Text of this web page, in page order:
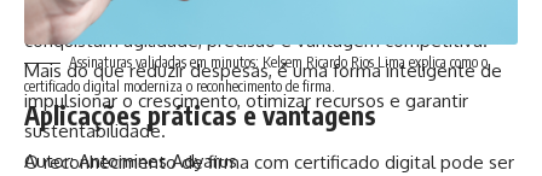
alinhar tecnologia, pessoas e processos, as organizações
conquistam agilidade, precisão e vantagem competitiva.
Mais do que reduzir despesas, é uma forma inteligente de
impulsionar o crescimento, otimizar recursos e garantir
sustentabilidade.
Autor: Antomines Adyarus
Assinaturas validadas em minutos: Kelsem Ricardo Rios Lima explica como o
certificado digital moderniza o reconhecimento de firma.
Aplicações práticas e vantagens
O reconhecimento de firma com certificado digital pode ser